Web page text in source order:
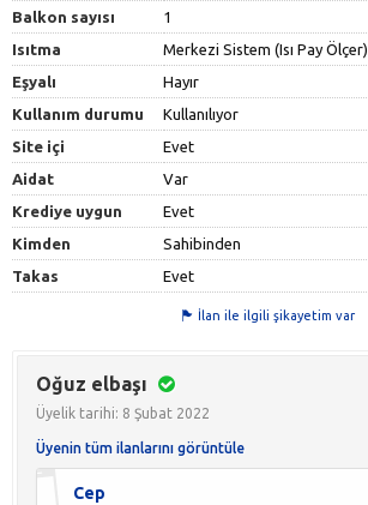
Balkon sayısı
1
Isıtma
Merkezi Sistem (Isı Pay Ölçer)
Eşyalı
Hayır
Kullanım durumu
Kullanılıyor
Site içi
Evet
Aidat
Var
Krediye uygun
Evet
Kimden
Sahibinden
Takas
Evet
İlan ile ilgili şikayetim var
Oğuz elbaşı
Üyelik tarihi: 8 Şubat 2022
Üyenin tüm ilanlarını görüntüle
Cep